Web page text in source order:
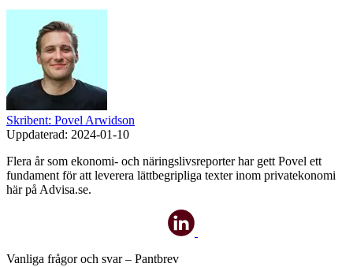
Skribent: Povel Arwidson
Uppdaterad: 2024-01-10
Flera år som ekonomi- och näringslivsreporter har gett Povel ett
fundament för att leverera lättbegripliga texter inom privatekonomi
här på Advisa.se.
Vanliga frågor och svar – Pantbrev